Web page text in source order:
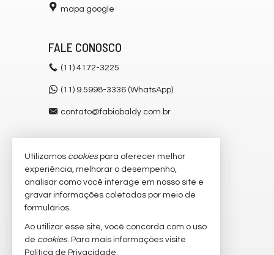
mapa google
FALE CONOSCO
(11) 4172-3225
(11) 9.5998-3336 (WhatsApp)
contato@fabiobaldy.com.br
VEJA MAIS
receba nosso newsletter
imóveis favoritos
mapa de imóveis
Utilizamos cookiespara oferecer melhor
experiência, melhorar o desempenho,
analisar como você interage em nosso site e
gravar informações coletadas por meio de
formulários.
Ao utilizar esse site, você concorda com o uso
de cookies. Para mais informações visite
Política de Privacidade.